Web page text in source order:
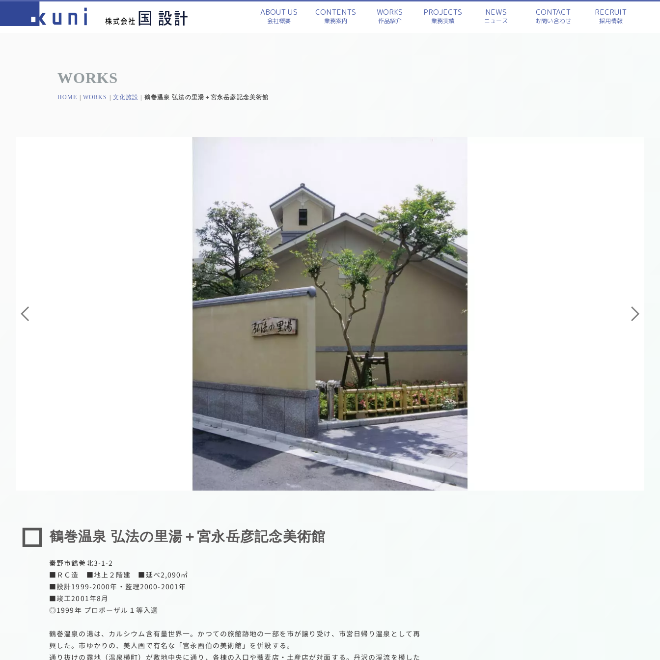
ABOUT US
会社概要
CONTENTS
業務案内
WORKS
作品紹介
PROJECTS
業務実績
NEWS
ニュース
CONTACT
お問い合わせ
RECRUIT
採用情報
WORKS
HOME WORKS 文化施設 鶴巻温泉 弘法の里湯＋宮永岳彦記念美術館
鶴巻温泉 弘法の里湯＋宮永岳彦記念美術館
秦野市鶴巻北3-1-2
■ＲＣ造 ■地上２階建 ■延べ2,090㎡
■設計1999-2000年・監理2000-2001年
■竣工2001年8月
◎1999年 プロポーザル１等入選
鶴巻温泉の湯は、カルシウム含有量世界一。かつての旅館跡地の一部を市が譲り受け、市営日帰り温泉として再
興した。市ゆかりの、美人画で有名な「宮永画伯の美術館」を併設する。
通り抜けの露地（温泉横町）が敷地中央に通り、各棟の入口や蕎麦店・土産店が対面する。丹沢の渓流を模した